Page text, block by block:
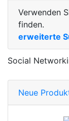
Verwenden
finden.
erweiterte
Social
Neue